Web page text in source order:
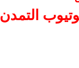
التمدن